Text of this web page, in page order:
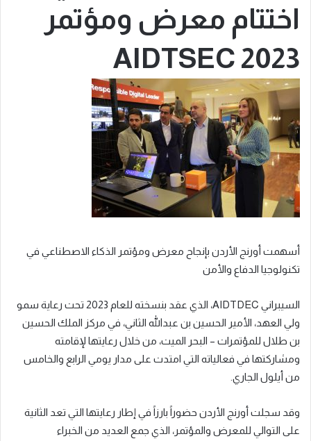
اختتام معرض ومؤتمر
AIDTSEC 2023
أسهمت أورنج الأردن بإنجاح معرض ومؤتمر الذكاء الاصطناعي في
تكنولوجيا الدفاع والأمن
السيبراني AIDTDEC، الذي عقد بنسخته للعام 2023 تحت رعاية سمو
ولي العهد، الأمير الحسين بن عبدالله الثاني، في مركز الملك الحسين
بن طلال للمؤتمرات – البحر الميت، من خلال رعايتها لإقامته
ومشاركتها في فعالياته التي امتدت على مدار يومي الرابع والخامس
من أيلول الجاري.
وقد سجلت أورنج الأردن حضوراً بارزاً في إطار رعايتها التي تعد الثانية
على التوالي للمعرض والمؤتمر، الذي جمع العديد من الخبراء